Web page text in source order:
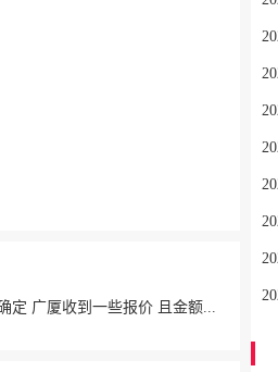
媒体人：胡金秋是否会离队还不确定 广厦收到一些报价 且金额不低